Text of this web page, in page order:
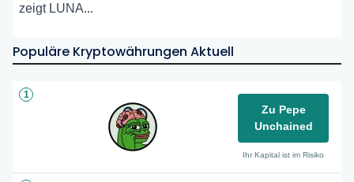
zeigt LUNA...
Populäre Kryptowährungen Aktuell
1
Zu Pepe
Unchained
Ihr Kapital ist im Risiko